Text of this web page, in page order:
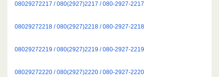
08029272217 / 080(2927)2217 / 080-2927-2217
08029272218 / 080(2927)2218 / 080-2927-2218
08029272219 / 080(2927)2219 / 080-2927-2219
08029272220 / 080(2927)2220 / 080-2927-2220